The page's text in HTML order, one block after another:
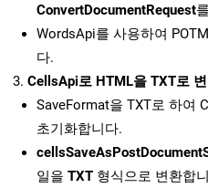
ConvertDocumentRequest
WordsApi를 사용하여
다.
CellsApi로 HTML을 TXT로
SaveFormat을 TXT로 하여
초기화합니다.
일을 TXT 형식으로 변환합